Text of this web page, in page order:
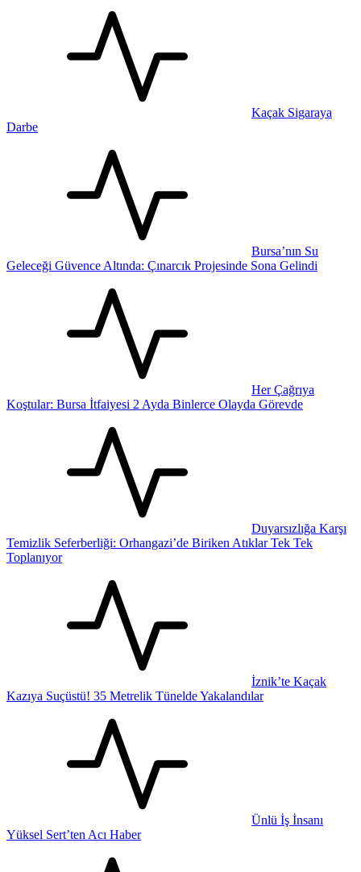
Kaçak Sigaraya
Darbe
Bursa’nın Su
Geleceği Güvence Altında: Çınarcık Projesinde Sona Gelindi
Her Çağrıya
Koştular: Bursa İtfaiyesi 2 Ayda Binlerce Olayda Görevde
Duyarsızlığa Karşı
Temizlik Seferberliği: Orhangazi’de Biriken Atıklar Tek Tek
Toplanıyor
İznik’te Kaçak
Kazıya Suçüstü! 35 Metrelik Tünelde Yakalandılar
Ünlü İş İnsanı
Yüksel Sert’ten Acı Haber